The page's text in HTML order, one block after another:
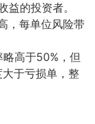
益的投资者。
，每单位风险带
略高于50%，但
于亏损单，整